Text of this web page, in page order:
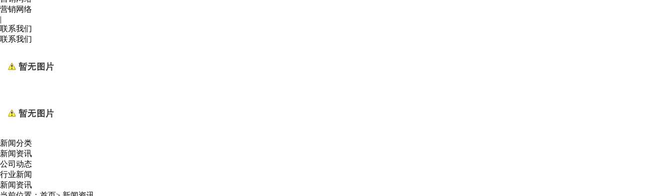
营销网络
|
联系我们
联系我们
新闻分类
新闻资讯
公司动态
行业新闻
新闻资讯